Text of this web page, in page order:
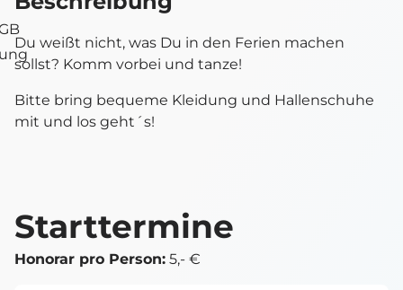
Du weißt nicht, was Du in den Ferien machen
sollst? Komm vorbei und tanze!
Bitte bring bequeme Kleidung und Hallenschuhe
mit und los geht´s!
Starttermine
Honorar pro Person: 5,- €